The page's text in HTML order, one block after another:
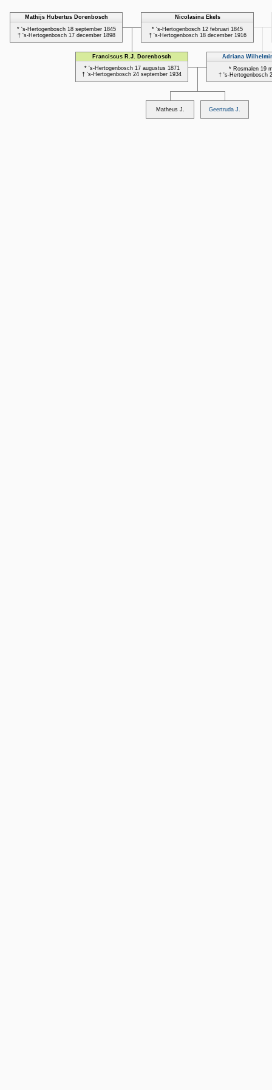
Mathijs Hubertus Dorenbosch
* 's-Hertogenbosch 18 september 1845
† 's-Hertogenbosch 17 december 1898
Nicolasina Ekels
* 's-Hertogenbosch 12 februari 1845
† 's-Hertogenbosch 18 december 1916
Franciscus R.J. Dorenbosch
* 's-Hertogenbosch 17 augustus 1871
† 's-Hertogenbosch 24 september 1934
Adriana
* Rosmalen 19
† 's-Hertogenbosch
Matheus J. Geertruda J.